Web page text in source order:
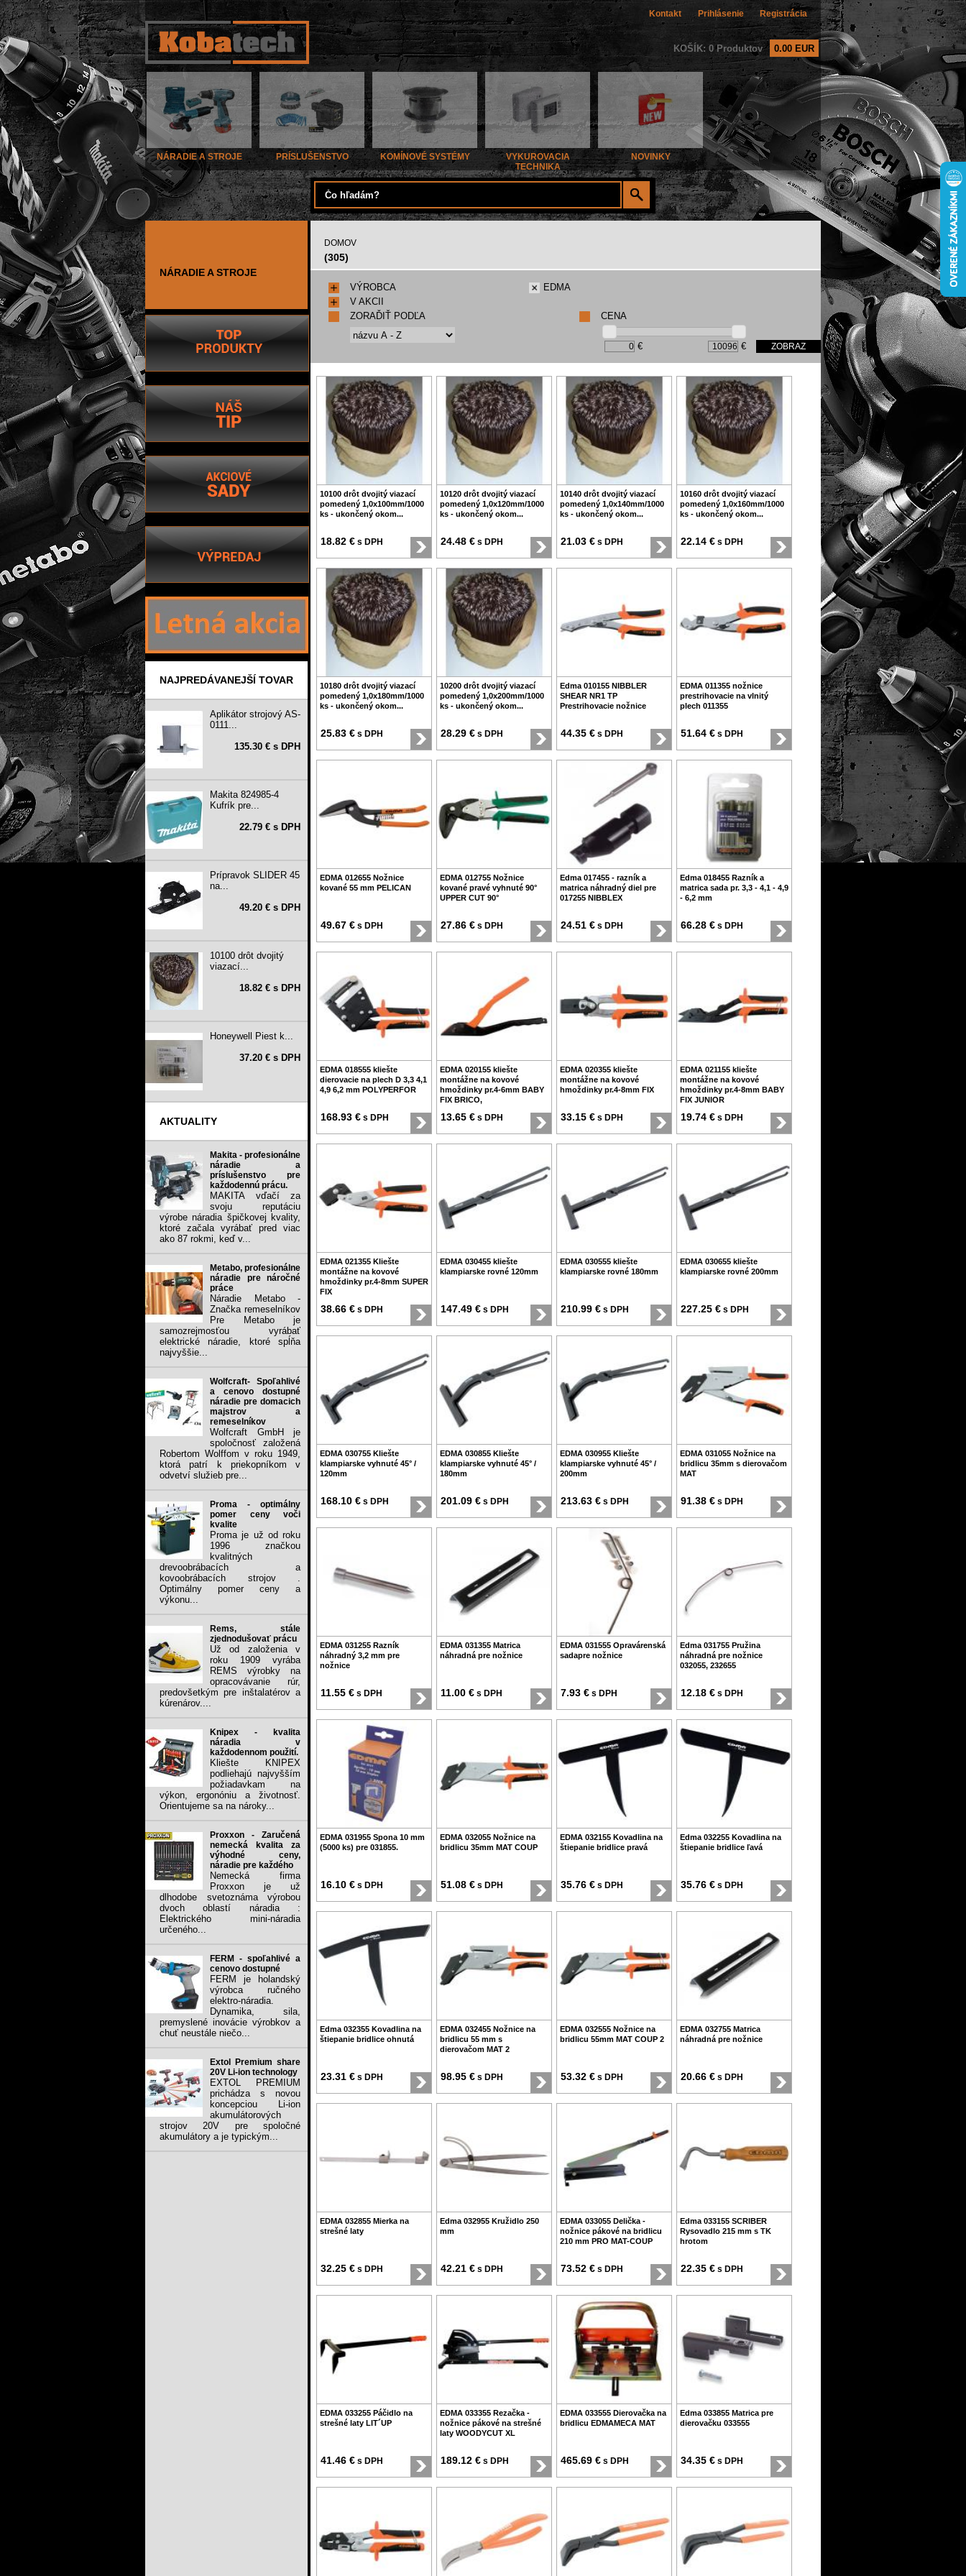
Kontakt Prihlásenie Registrácia
KOŠÍK: 0 Produktov 0.00 EUR
NÁRADIE A STROJE PRÍSLUŠENSTVO KOMÍNOVÉ SYSTÉMY
VYKUROVACIA
TECHNIKA
NOVINKY
NÁRADIE A STROJE
NAJPREDÁVANEJŠÍ TOVAR
Aplikátor strojový AS-
0111...
135.30 € s DPH
Makita 824985-4
Kufrík pre...
22.79 € s DPH
Prípravok SLIDER 45
na...
49.20 € s DPH
10100 drôt dvojitý
viazací...
18.82 € s DPH
Honeywell Piest k...
37.20 € s DPH
AKTUALITY
Makita - profesionálne
náradie a
príslušenstvo pre
každodennú prácu.
MAKITA vďačí za
svoju reputáciu
výrobe náradia špičkovej kvality,
ktoré začala vyrábať pred viac
ako 87 rokmi, keď v...
Metabo, profesionálne
náradie pre náročné
práce
Náradie Metabo -
Značka remeselníkov
Pre Metabo je
samozrejmosťou vyrábať
elektrické náradie, ktoré spĺňa
najvyššie...
Wolfcraft- Spoľahlivé
a cenovo dostupné
náradie pre domacich
majstrov a
remeselníkov
Wolfcraft GmbH je
spoločnosť založená
Robertom Wolffom v roku 1949,
ktorá patrí k priekopníkom v
odvetví služieb pre...
Proma - optimálny
pomer ceny voči
kvalite
Proma je už od roku
1996 značkou
kvalitných
drevoobrábacích a
kovoobrábacích strojov .
Optimálny pomer ceny a
výkonu...
Rems, stále
zjednodušovať prácu
Už od založenia v
roku 1909 vyrába
REMS výrobky na
opracovávanie rúr,
predovšetkým pre inštalatérov a
kúrenárov....
Knipex - kvalita
náradia v
každodennom použití.
Kliešte KNIPEX
podliehajú najvyšším
požiadavkam na
výkon, ergonóniu a životnosť.
Orientujeme sa na nároky...
Proxxon - Zaručená
nemecká kvalita za
výhodné ceny,
náradie pre každého
Nemecká firma
Proxxon je už
dlhodobe svetoznáma výrobou
dvoch oblastí náradia :
Elektrického mini-náradia
určeného...
FERM - spoľahlivé a
cenovo dostupné
FERM je holandský
výrobca ručného
elektro-náradia.
Dynamika, sila,
premyslené inovácie výrobkov a
chuť neustále niečo...
Extol Premium share
20V Li-ion technology
EXTOL PREMIUM
prichádza s novou
koncepciou Li-ion
akumulátorových
strojov 20V pre spoločné
akumulátory a je typickým...
DOMOV
(305)
VÝROBCA
EDMA
V AKCII
CENA
€ €
ZORAĎIŤ PODĽA
10100 drôt dvojitý viazací
pomedený 1,0x100mm/1000
ks - ukončený okom...
18.82 € s DPH
10120 drôt dvojitý viazací
pomedený 1,0x120mm/1000
ks - ukončený okom...
24.48 € s DPH
10140 drôt dvojitý viazací
pomedený 1,0x140mm/1000
ks - ukončený okom...
21.03 € s DPH
10160 drôt dvojitý viazací
pomedený 1,0x160mm/1000
ks - ukončený okom...
22.14 € s DPH
10180 drôt dvojitý viazací
pomedený 1,0x180mm/1000
ks - ukončený okom...
25.83 € s DPH
10200 drôt dvojitý viazací
pomedený 1,0x200mm/1000
ks - ukončený okom...
28.29 € s DPH
Edma 010155 NIBBLER
SHEAR NR1 TP
Prestrihovacie nožnice
44.35 € s DPH
EDMA 011355 nožnice
prestrihovacie na vlnitý
plech 011355
51.64 € s DPH
EDMA 012655 Nožnice
kované 55 mm PELICAN
49.67 € s DPH
EDMA 012755 Nožnice
kované pravé vyhnuté 90°
UPPER CUT 90°
27.86 € s DPH
Edma 017455 - razník a
matrica náhradný diel pre
017255 NIBBLEX
24.51 € s DPH
Edma 018455 Razník a
matrica sada pr. 3,3 - 4,1 - 4,9
- 6,2 mm
66.28 € s DPH
EDMA 018555 kliešte
dierovacie na plech D 3,3 4,1
4,9 6,2 mm POLYPERFOR
168.93 € s DPH
EDMA 020155 kliešte
montážne na kovové
hmoždinky pr.4-6mm BABY
FIX BRICO,
13.65 € s DPH
EDMA 020355 kliešte
montážne na kovové
hmoždinky pr.4-8mm FIX
33.15 € s DPH
EDMA 021155 kliešte
montážne na kovové
hmoždinky pr.4-8mm BABY
FIX JUNIOR
19.74 € s DPH
EDMA 021355 Kliešte
montážne na kovové
hmoždinky pr.4-8mm SUPER
FIX
38.66 € s DPH
EDMA 030455 kliešte
klampiarske rovné 120mm
147.49 € s DPH
EDMA 030555 kliešte
klampiarske rovné 180mm
210.99 € s DPH
EDMA 030655 kliešte
klampiarske rovné 200mm
227.25 € s DPH
EDMA 030755 Kliešte
klampiarske vyhnuté 45° /
120mm
168.10 € s DPH
EDMA 030855 Kliešte
klampiarske vyhnuté 45° /
180mm
201.09 € s DPH
EDMA 030955 Kliešte
klampiarske vyhnuté 45° /
200mm
213.63 € s DPH
EDMA 031055 Nožnice na
bridlicu 35mm s dierovačom
MAT
91.38 € s DPH
EDMA 031255 Razník
náhradný 3,2 mm pre
nožnice
11.55 € s DPH
EDMA 031355 Matrica
náhradná pre nožnice
11.00 € s DPH
EDMA 031555 Opravárenská
sadapre nožnice
7.93 € s DPH
Edma 031755 Pružina
náhradná pre nožnice
032055, 232655
12.18 € s DPH
EDMA 031955 Spona 10 mm
(5000 ks) pre 031855.
16.10 € s DPH
EDMA 032055 Nožnice na
bridlicu 35mm MAT COUP
51.08 € s DPH
EDMA 032155 Kovadlina na
štiepanie bridlice pravá
35.76 € s DPH
Edma 032255 Kovadlina na
štiepanie bridlice ľavá
35.76 € s DPH
Edma 032355 Kovadlina na
štiepanie bridlice ohnutá
23.31 € s DPH
EDMA 032455 Nožnice na
bridlicu 55 mm s
dierovačom MAT 2
98.95 € s DPH
EDMA 032555 Nožnice na
bridlicu 55mm MAT COUP 2
53.32 € s DPH
EDMA 032755 Matrica
náhradná pre nožnice
20.66 € s DPH
EDMA 032855 Mierka na
strešné laty
32.25 € s DPH
Edma 032955 Kružidlo 250
mm
42.21 € s DPH
EDMA 033055 Delička -
nožnice pákové na bridlicu
210 mm PRO MAT-COUP
73.52 € s DPH
Edma 033155 SCRIBER
Rysovadlo 215 mm s TK
hrotom
22.35 € s DPH
EDMA 033255 Páčidlo na
strešné laty LIT´UP
41.46 € s DPH
EDMA 033355 Rezačka -
nožnice pákové na strešné
laty WOODYCUT XL
189.12 € s DPH
EDMA 033555 Dierovačka na
bridlicu EDMAMECA MAT
465.69 € s DPH
Edma 033855 Matrica pre
dierovačku 033555
34.35 € s DPH